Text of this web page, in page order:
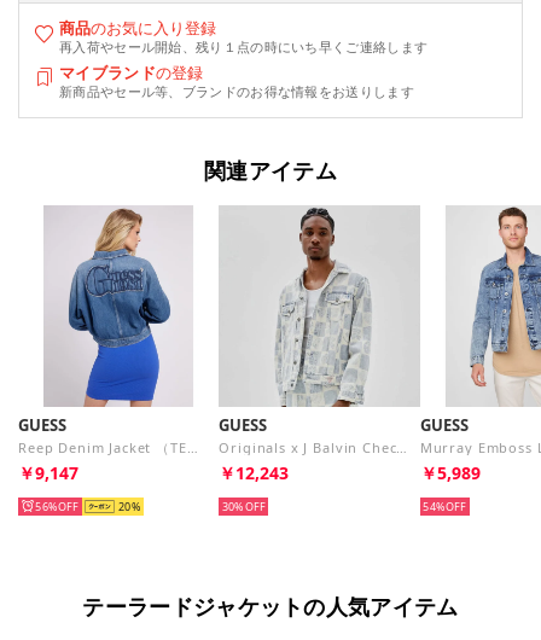
商品のお気に入り登録
再入荷やセール開始、残り１点の時にいち早くご連絡します
マイブランドの登録
新商品やセール等、ブランドのお得な情報をお送りします
関連アイテム
GUESS
Reep Denim Jacket （TEME）
￥9,147
56% 20
GUESS
Originals x J Balvin Checkered Trucker Jacket （F73N）
￥12,243
30%
GUESS
￥5,989
54%
テーラードジャケットの人気アイテム